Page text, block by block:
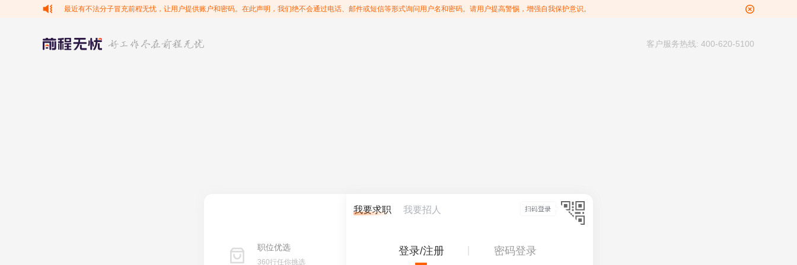
最近有不法分子冒充前程无忧，让用户提供账户和密码。在此声明，我们绝不会通过电话、邮件或短信等形式询问用户名和密码。请用户提高警惕，增强自我保护意识。
客户服务热线: 400-620-5100
职位优选
360行任你挑选
我要求职 我要招人
登录/注册 密码登录